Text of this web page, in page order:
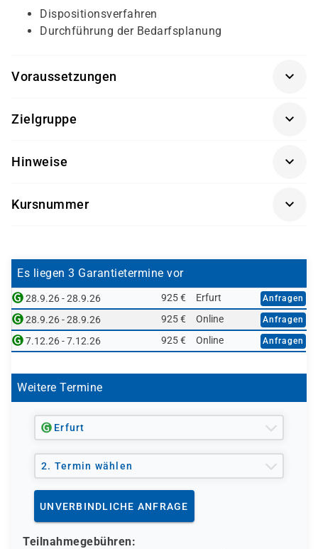
Dispositionsverfahren
Durchführung der Bedarfsplanung
Voraussetzungen
Zielgruppe
Produktionsplanung sowie Projektteammitglieder und
Hinweise
Kursnummer
Es liegen 3 Garantietermine vor
28.9.26 - 28.9.26 925 € Erfurt Anfragen
28.9.26 - 28.9.26 925 € Online Anfragen
7.12.26 - 7.12.26 925 € Online Anfragen
Weitere Termine
Erfurt
2. Termin wählen
UNVERBINDLICHE ANFRAGE
Teilnahmegebühren: